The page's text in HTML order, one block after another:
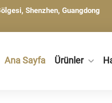
Shenzhen, Guangdong
Ana Sayfa Ürünler